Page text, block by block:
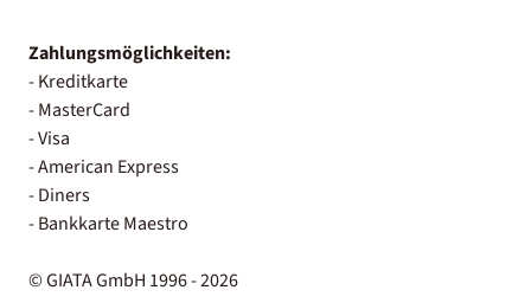
Zahlungsmöglichkeiten:
- Kreditkarte
- MasterCard
- Visa
- American Express
- Diners
- Bankkarte Maestro
© GIATA GmbH 1996 - 2026